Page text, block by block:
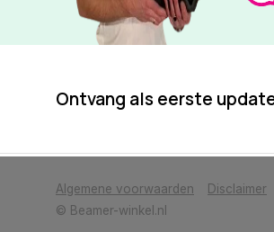
Ontvang als eerste
Algemene voorwaarden Disclaimer
© Beamer-winkel.nl